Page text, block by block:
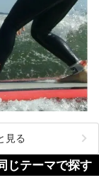
見る
じテーマで探す